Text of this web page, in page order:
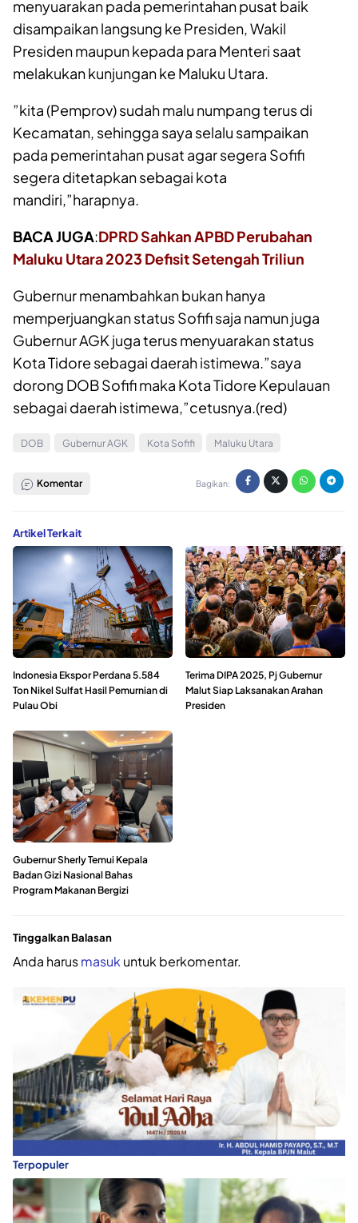
menyuarakan pada pemerintahan pusat baik
disampaikan langsung ke Presiden, Wakil
Presiden maupun kepada para Menteri saat
melakukan kunjungan ke Maluku Utara.
”kita (Pemprov) sudah malu numpang terus di
Kecamatan, sehingga saya selalu sampaikan
pada pemerintahan pusat agar segera Sofifi
segera ditetapkan sebagai kota
mandiri,”harapnya.
BACA JUGA:DPRD Sahkan APBD Perubahan
Maluku Utara 2023 Defisit Setengah Triliun
Gubernur menambahkan bukan hanya
memperjuangkan status Sofifi saja namun juga
Gubernur AGK juga terus menyuarakan status
Kota Tidore sebagai daerah istimewa.”saya
dorong DOB Sofifi maka Kota Tidore Kepulauan
sebagai daerah istimewa,”cetusnya.(red)
DOB Gubernur AGK Kota Sofifi Maluku Utara
Komentar Bagikan:
Artikel Terkait
Indonesia Ekspor Perdana 5.584
Ton Nikel Sulfat Hasil Pemurnian di
Pulau Obi
Terima DIPA 2025, Pj Gubernur
Malut Siap Laksanakan Arahan
Presiden
Gubernur Sherly Temui Kepala
Badan Gizi Nasional Bahas
Program Makanan Bergizi
Tinggalkan Balasan
Anda harusmasuk untuk berkomentar.
Terpopuler